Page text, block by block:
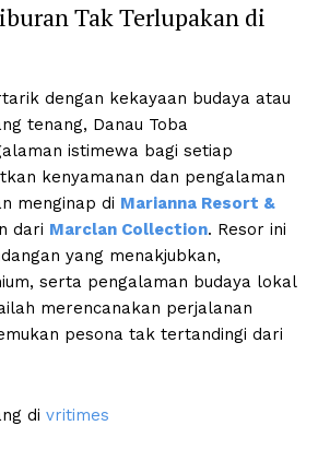
Tak Terlupakan di
dengan kekayaan budaya atau
tenang, Danau Toba
istimewa bagi setiap
kenyamanan dan pengalaman
menginap di Marianna Resort &
dari Marclan Collection. Resor ini
yang menakjubkan,
serta pengalaman budaya lokal
merencanakan perjalanan
pesona tak tertandingi dari
di vritimes